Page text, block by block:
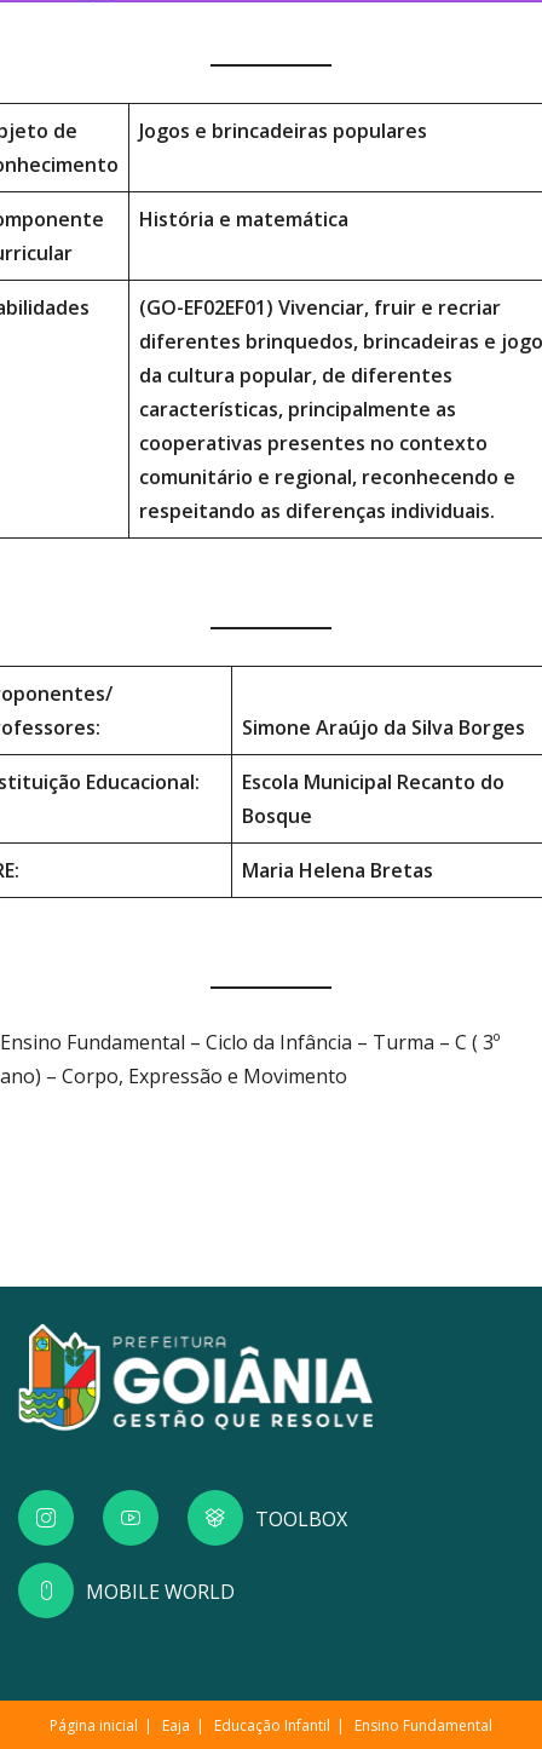
de
Jogos e brincadeiras populares
História e matemática
(GO-EF02EF01) Vivenciar, fruir e recriar
diferentes brinquedos, brincadeiras e
da cultura popular, de diferentes
características, principalmente as
cooperativas presentes no contexto
comunitário e regional, reconhecendo e
respeitando as diferenças individuais.
Simone Araújo da Silva Borges
Educacional:
Escola Municipal Recanto do
Bosque
Maria Helena Bretas
Ensino Fundamental – Ciclo da Infância – Turma – C ( 3º
ano) – Corpo, Expressão e Movimento
TOOLBOX
MOBILE WORLD
Página inicial Eaja Educação Infantil Ensino Fundamental